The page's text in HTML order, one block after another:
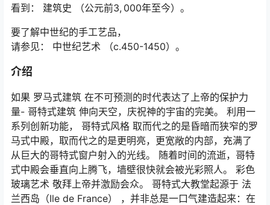
看到： 建筑史 （公元前3, 000年至今）。
要了解中世纪的手工艺品，
请参见： 中世纪艺术 （c.450-1450）。
介绍
如果 罗马式建筑 在不可预测的时代表达了上帝的保护力
量- 哥特式建筑 伸向天空，庆祝神的宇宙的完美。 利用一
系列创新功能， 哥特式风格 取而代之的是昏暗而狭窄的罗
马式中殿，取而代之的是更明亮，更宽敞的内部，充满了
从巨大的哥特式窗户射入的光线。 随着时间的流逝，哥特
式中殿会垂直向上腾飞，墙壁很快就会被光彩照人。 彩色
玻璃艺术 敬拜上帝并激励会众。 哥特式大教堂起源于 法
兰西岛（Ile de France） ，并非总是一口气建造起来：在